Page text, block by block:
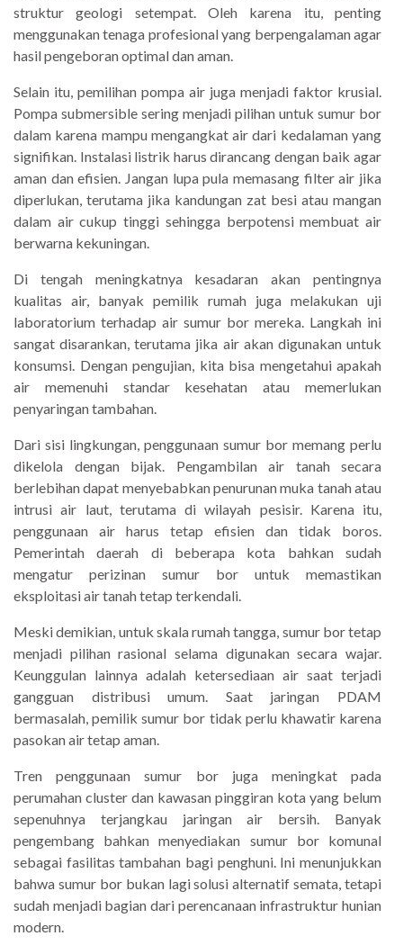
struktur geologi setempat. Oleh karena itu, penting
menggunakan tenaga profesional yang berpengalaman agar
hasil pengeboran optimal dan aman.
Selain itu, pemilihan pompa air juga menjadi faktor krusial.
Pompa submersible sering menjadi pilihan untuk sumur bor
dalam karena mampu mengangkat air dari kedalaman yang
signifikan. Instalasi listrik harus dirancang dengan baik agar
aman dan efisien. Jangan lupa pula memasang filter air jika
diperlukan, terutama jika kandungan zat besi atau mangan
dalam air cukup tinggi sehingga berpotensi membuat air
berwarna kekuningan.
Di tengah meningkatnya kesadaran akan pentingnya
kualitas air, banyak pemilik rumah juga melakukan uji
laboratorium terhadap air sumur bor mereka. Langkah ini
sangat disarankan, terutama jika air akan digunakan untuk
konsumsi. Dengan pengujian, kita bisa mengetahui apakah
air memenuhi standar kesehatan atau memerlukan
penyaringan tambahan.
Dari sisi lingkungan, penggunaan sumur bor memang perlu
dikelola dengan bijak. Pengambilan air tanah secara
berlebihan dapat menyebabkan penurunan muka tanah atau
intrusi air laut, terutama di wilayah pesisir. Karena itu,
penggunaan air harus tetap efisien dan tidak boros.
Pemerintah daerah di beberapa kota bahkan sudah
mengatur perizinan sumur bor untuk memastikan
eksploitasi air tanah tetap terkendali.
Meski demikian, untuk skala rumah tangga, sumur bor tetap
menjadi pilihan rasional selama digunakan secara wajar.
Keunggulan lainnya adalah ketersediaan air saat terjadi
gangguan distribusi umum. Saat jaringan PDAM
bermasalah, pemilik sumur bor tidak perlu khawatir karena
pasokan air tetap aman.
Tren penggunaan sumur bor juga meningkat pada
perumahan cluster dan kawasan pinggiran kota yang belum
sepenuhnya terjangkau jaringan air bersih. Banyak
pengembang bahkan menyediakan sumur bor komunal
sebagai fasilitas tambahan bagi penghuni. Ini menunjukkan
bahwa sumur bor bukan lagi solusi alternatif semata, tetapi
sudah menjadi bagian dari perencanaan infrastruktur hunian
modern.